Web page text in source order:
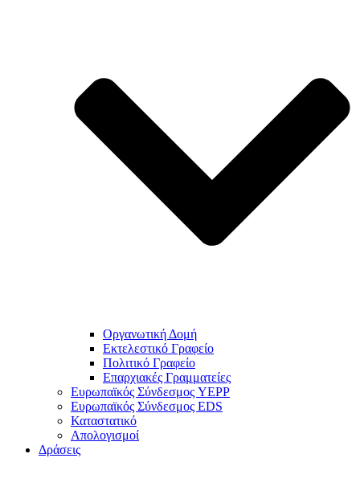
Οργανωτική Δομή
Εκτελεστικό Γραφείο
Πολιτικό Γραφείο
Επαρχιακές Γραμματείες
Ευρωπαϊκός Σύνδεσμος YEPP
Ευρωπαϊκός Σύνδεσμος EDS
Καταστατικό
Απολογισμοί
Δράσεις